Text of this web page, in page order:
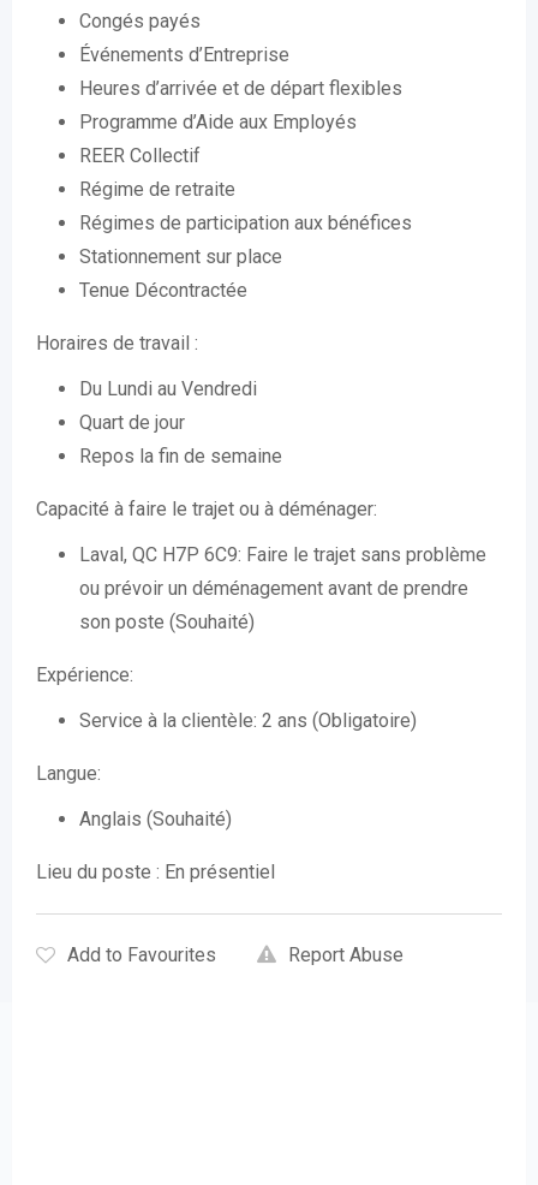
Congés payés
Événements d’Entreprise
Heures d’arrivée et de départ flexibles
Programme d’Aide aux Employés
REER Collectif
Régime de retraite
Régimes de participation aux bénéfices
Stationnement sur place
Tenue Décontractée
Horaires de travail :
Du Lundi au Vendredi
Quart de jour
Repos la fin de semaine
Capacité à faire le trajet ou à déménager:
Laval, QC H7P 6C9: Faire le trajet sans problème
ou prévoir un déménagement avant de prendre
son poste (Souhaité)
Expérience:
Service à la clientèle: 2 ans (Obligatoire)
Langue:
Anglais (Souhaité)
Lieu du poste : En présentiel
Add to Favourites Report Abuse